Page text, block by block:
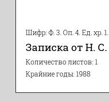
Шифр: Ф. 3. Оп. 4. Ед. хр.
Записка от Н.
Количество листов: 1
Крайние годы: 1988